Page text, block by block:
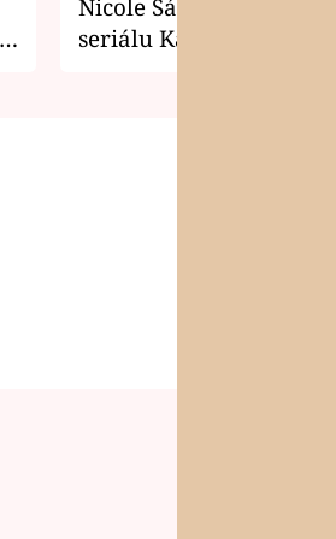
Nicole Šáchová získala
seriálu Kamarádi